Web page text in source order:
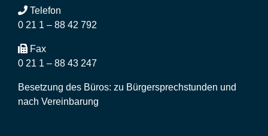
Telefon
0 21 1 – 88 42 792
Fax
0 21 1 – 88 43 247
Besetzung des Büros: zu Bürgersprechstunden und
nach Vereinbarung